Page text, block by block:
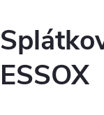
ESSOX